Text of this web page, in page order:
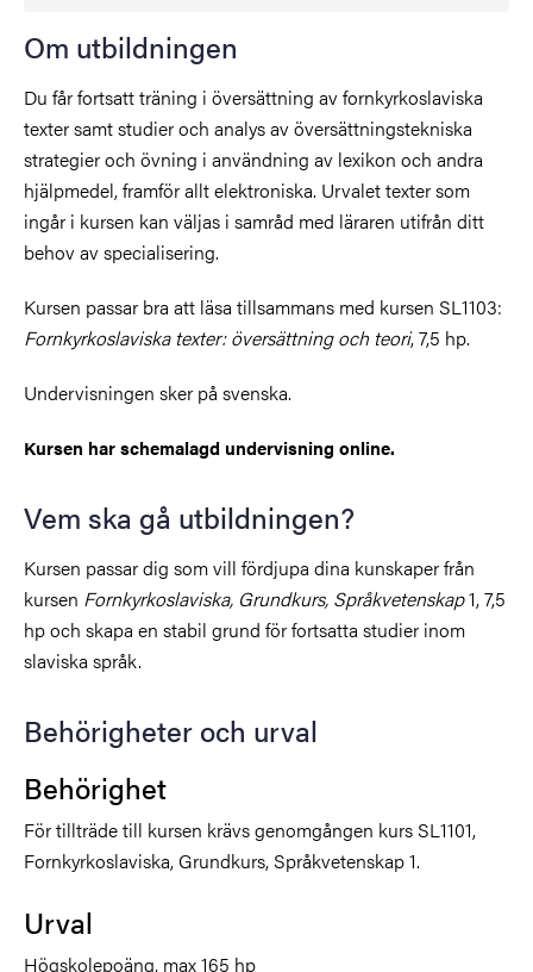
Om utbildningen
Du får fortsatt träning i översättning av fornkyrkoslaviska
texter samt studier och analys av översättningstekniska
strategier och övning i användning av lexikon och andra
hjälpmedel, framför allt elektroniska. Urvalet texter som
ingår i kursen kan väljas i samråd med läraren utifrån ditt
behov av specialisering.
Kursen passar bra att läsa tillsammans med kursen SL1103:
Fornkyrkoslaviska texter: översättning och teori, 7,5 hp.
Undervisningen sker på svenska.
Kursen har schemalagd undervisning online.
Vem ska gå utbildningen?
Kursen passar dig som vill fördjupa dina kunskaper från
kursen Fornkyrkoslaviska, Grundkurs, Språkvetenskap1, 7,5
hp och skapa en stabil grund för fortsatta studier inom
slaviska språk.
Behörigheter och urval
Behörighet
För tillträde till kursen krävs genomgången kurs SL1101,
Fornkyrkoslaviska, Grundkurs, Språkvetenskap 1.
Urval
Högskolepoäng, max 165 hp